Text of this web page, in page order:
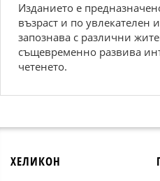
Изданието е
възраст и по увлекателен
запознава с различни
същевременно развива
четенето.
ХЕЛИКОН